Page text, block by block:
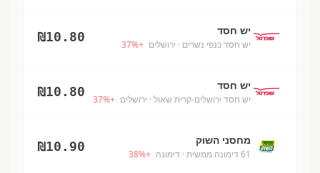
יש חסד
יש חסד כנפי נשרים · ירושלים +
37%
₪10.80
יש חסד
יש חסד ירושלים-קרית שאול · ירושלים +
37%
₪10.80
מחסני השוק
61 דימונה ממשית · דימונה +
38%
₪10.90